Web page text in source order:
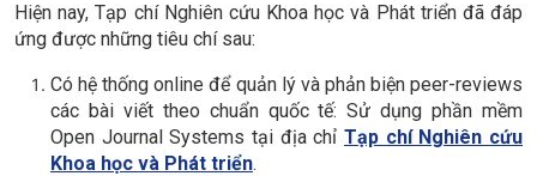
Hiện nay, Tạp chí Nghiên cứu Khoa học và Phát triển đã đáp
ứng được những tiêu chí sau:
Có hệ thống online để quản lý và phản biện peer-reviews
các bài viết theo chuẩn quốc tế: Sử dụng phần mềm
Open Journal Systems tại địa chỉ Tạp chí Nghiên cứu
Khoa học và Phát triển.